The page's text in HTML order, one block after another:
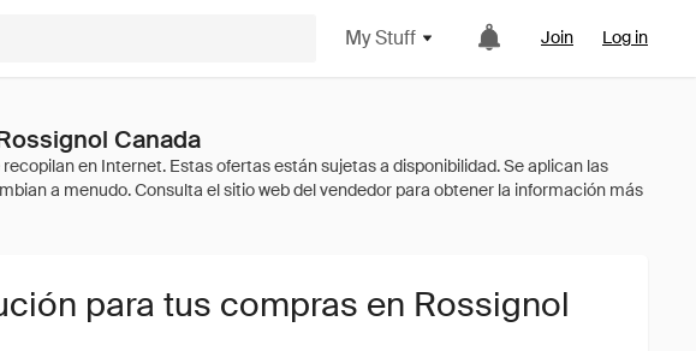
My Stuff Join Log in
Canada
para tus compras en Rossignol